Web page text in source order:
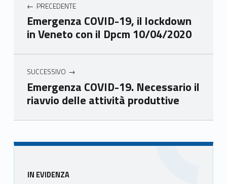
mer
e
Ven
e
Ven
e
Ven
e
Ven
PRECEDENTE
Emergenza COVID-19, il lockdown
in Veneto con il Dpcm 10/04/2020
SUCCESSIVO
Emergenza COVID-19. Necessario il
riavvio delle attività produttive
Skip back to main navigation
Sidebar
IN EVIDENZA